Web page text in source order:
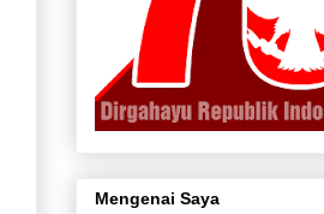
Mengenai Saya